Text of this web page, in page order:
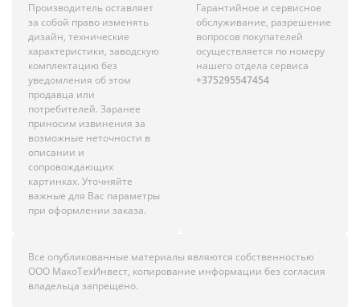
Производитель оставляет
за собой право изменять
дизайн, технические
характеристики, заводскую
комплектацию без
уведомления об этом
продавца или
потребителей. Заранее
приносим извинения за
возможные неточности в
описании и
сопровождающих
картинках. Уточняйте
важные для Вас параметры
при оформлении заказа.
Гарантийное и сервисное
обслуживание, разрешение
вопросов покупателей
осуществляется по номеру
нашего отдела сервиса
+375295547454
Все опубликованные материалы являются собственностью
ООО МакоТехИнвест, копирование информации без согласия
владельца запрещено.